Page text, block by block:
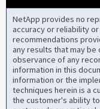
NetApp provides no
accuracy or reliability
recommendations
any results that may
observance of any
information in this
information or the
techniques herein is a
the customer's ability